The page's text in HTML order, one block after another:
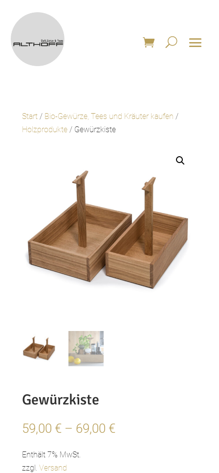
Start/ Bio-Gewürze, Tees und Kräuter kaufen /
Holzprodukte/ Gewürzkiste
Gewürzkiste
59,00 € – 69,00 €Preisspanne:
Enthält 7% MwSt.
zzgl. Versand